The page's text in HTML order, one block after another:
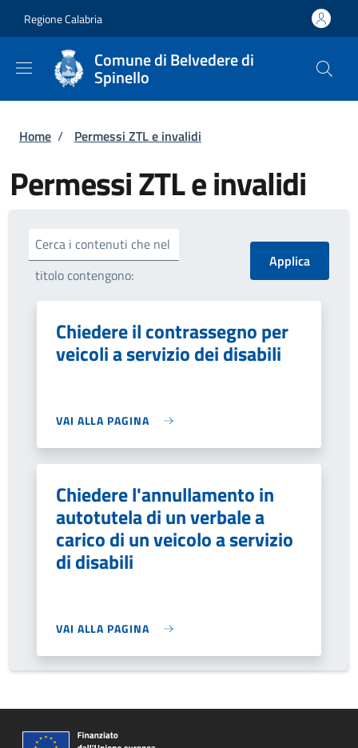
Regione Calabria
Comune di Belvedere di
Spinello
Briciole di pane
Home / Permessi ZTL e invalidi
Permessi ZTL e invalidi
Cerca i contenuti che nel
titolo contengono:
Chiedere il contrassegno per
veicoli a servizio dei disabili
VAI ALLA PAGINA
Chiedere l'annullamento in
autotutela di un verbale a
carico di un veicolo a servizio
di disabili
VAI ALLA PAGINA